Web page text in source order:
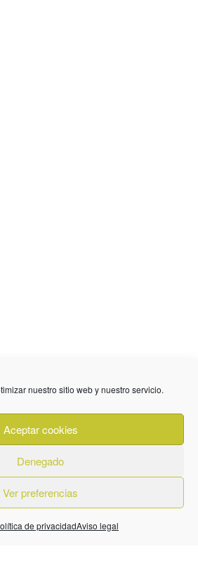
nuestro sitio web y nuestro servicio.
Aceptar cookies
Denegado
Ver preferencias
de privacidadAviso legal
85
Fuente Palmera
Aviso legal
Cookies
Somos
Contacto